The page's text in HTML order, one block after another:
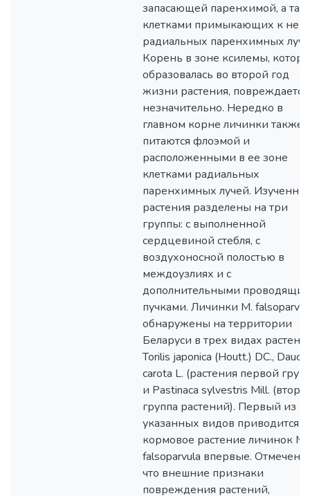
запасающей паренхимой, а
клетками примыкающих к ней
радиальных паренхимных
Корень в зоне ксилемы,
образовалась во второй год
жизни растения, повреждается
незначительно. Нередко в
главном корне личинки также
питаются флоэмой и
расположенными в ее зоне
клетками радиальных
паренхимных лучей.
растения разделены на три
группы: с выполненной
сердцевиной стебля, с
воздухоносной полостью в
междоузлиях и с
дополнительными
пучками. Личинки M.
обнаружены на территории
Беларуси в трех видах
Torilis japonica (Houtt.) DC.,
carota L. (растения первой
и Pastinaca sylvestris Mill.
группа растений). Первый из
указанных видов приводится
кормовое растение личинок M.
falsoparvula впервые. Отмечено,
что внешние признаки
повреждения растений,